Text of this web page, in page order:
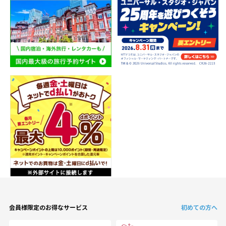
会員様限定のお得なサービス 初めての方へ